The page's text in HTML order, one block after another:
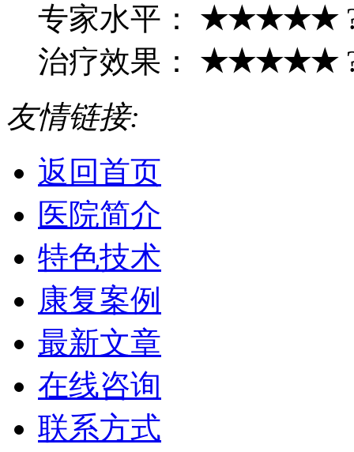
专家水平： ★★★★★
治疗效果： ★★★★★
友情链接:
返回首页
医院简介
特色技术
康复案例
最新文章
在线咨询
联系方式